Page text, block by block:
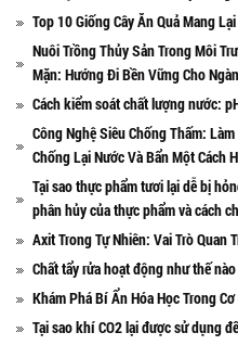
Top 10 Giống Cây Ăn Quả Mang
Nuôi Trồng Thủy Sản Trong Môi
Mặn: Hướng Đi Bền Vững Cho
Cách kiểm soát chất lượng nước:
Công Nghệ Siêu Chống Thấm:
Chống Lại Nước Và Bẩn Một Cách
Tại sao thực phẩm tươi lại dễ bị
phân hủy của thực phẩm và cách
Axit Trong Tự Nhiên: Vai Trò Quan
Chất tẩy rửa hoạt động như thế
Khám Phá Bí Ẩn Hóa Học Trong
Tại sao khí CO2 lại được sử dụng